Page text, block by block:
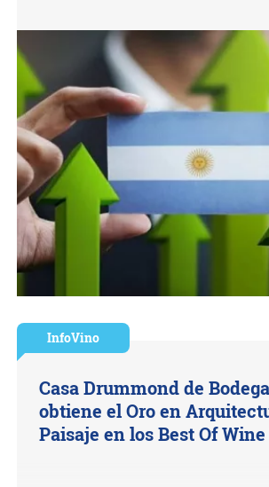
InfoVino
Casa Drummond de
obtiene el Oro en
Paisaje en los Best Of